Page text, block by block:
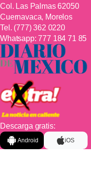
Col. Las Palmas 62050
Cuernavaca, Morelos
Tel. (777) 362 0220
Whatsapp:777 184 71 85
Descarga gratis:
Android iOS